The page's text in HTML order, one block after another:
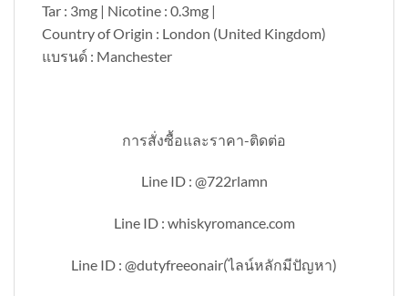
Tar : 3mg | Nicotine : 0.3mg |
Country of Origin : London (United Kingdom)
แบรนด์ : Manchester
การสั่งซื้อและราคา-ติดต่อ
Line ID : @722rlamn
Line ID : whiskyromance.com
Line ID : @dutyfreeonair(ไลน์หลักมีปัญหา)